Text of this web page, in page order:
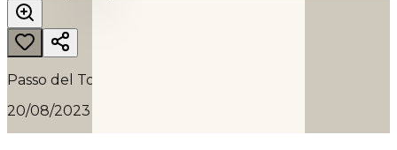
Passo del Tomarlo
20/08/2023 14:36